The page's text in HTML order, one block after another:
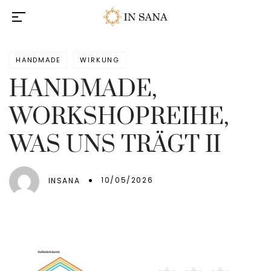
HANDMADE WIRKUNG
HANDMADE,
WORKSHOPREIHE,
WAS UNS TRÄGT II
INSANA 10/05/2026